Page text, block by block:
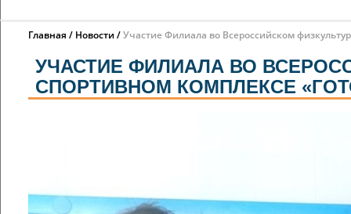
Главная Новости Участие Филиала во Всероссийском
УЧАСТИЕ ФИЛИАЛА ВО
СПОРТИВНОМ КОМПЛЕКСЕ